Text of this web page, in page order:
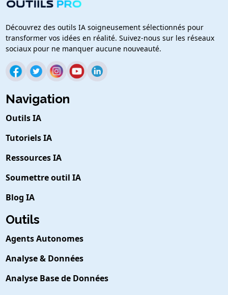
Découvrez des outils IA soigneusement sélectionnés pour
transformer vos idées en réalité. Suivez-nous sur les réseaux
sociaux pour ne manquer aucune nouveauté.
Navigation
Outils IA
Tutoriels IA
Ressources IA
Soumettre outil IA
Blog IA
Outils
Agents Autonomes
Analyse & Données
Analyse Base de Données